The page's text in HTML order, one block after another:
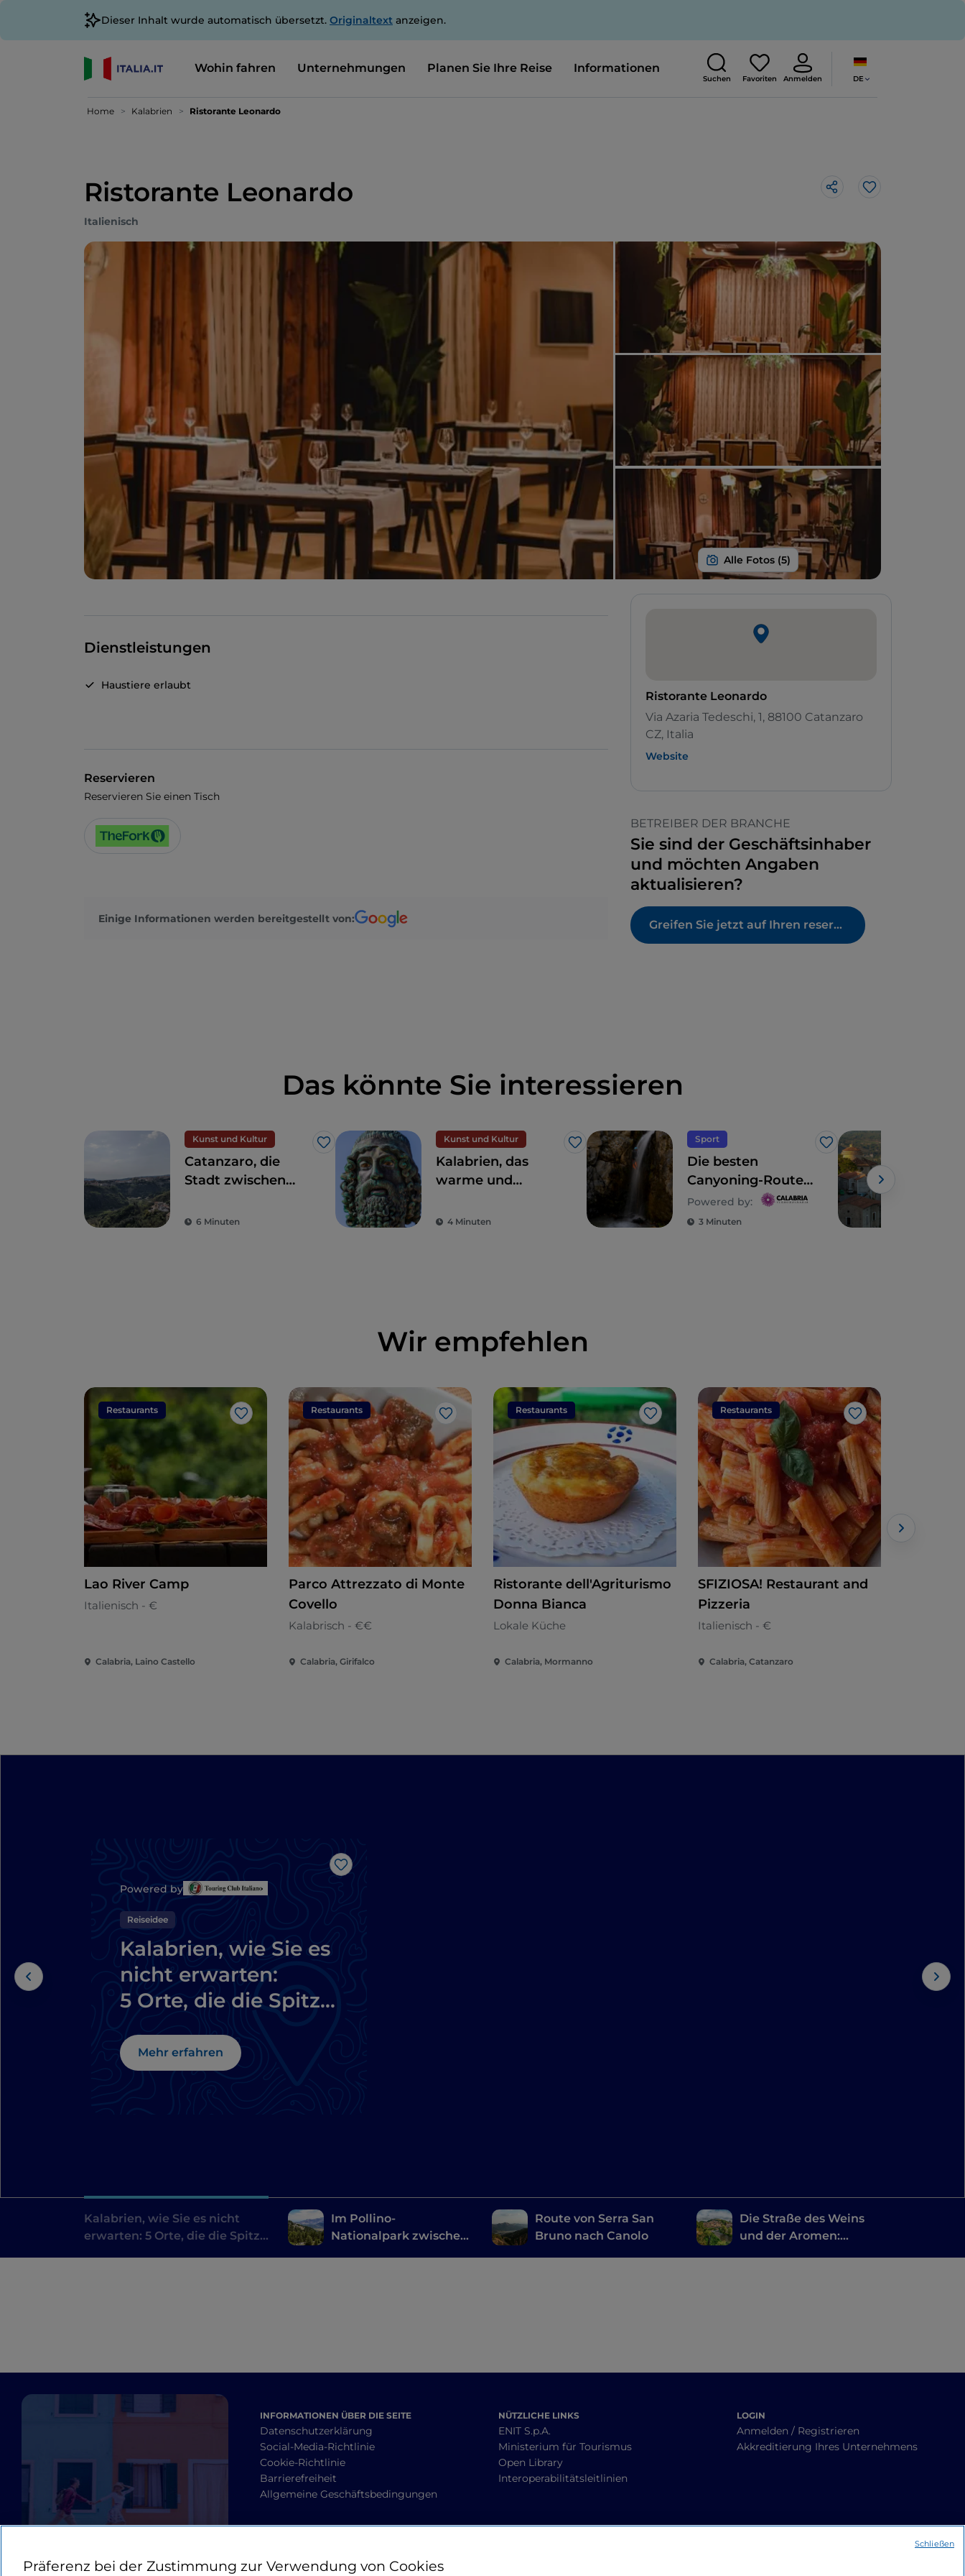
Dieser Inhalt wurde automatisch übersetzt. Originaltext anzeigen.
Wohin fahren Unternehmungen Planen Sie Ihre Reise Informationen
Suchen Favoriten Anmelden DE
Home Kalabrien Ristorante Leonardo
Ristorante Leonardo Like
Italienisch
Dienstleistungen
Haustiere erlaubt
Reservieren
Reservieren Sie einen Tisch
Einige Informationen werden bereitgestellt von:
Ristorante Leonardo
Via Azaria Tedeschi, 1, 88100 Catanzaro
CZ, Italia
Website
BETREIBER DER BRANCHE
Sie sind der Geschäftsinhaber
und möchten Angaben
aktualisieren?
Greifen Sie jetzt auf Ihren reservierten Bereich zu
Das könnte Sie interessieren
Kunst und Kultur
Like
Catanzaro, die
Stadt zwischen
6 Minuten
Kunst und Kultur
Like
Kalabrien, das
warme und
der Bronzestatuen
4 Minuten
Sport
Like
Die besten
Canyoning-Routen
in Kalabrien
Powered by:
3 Minuten
Wir empfehlen
Restaurants
Like
Lao River Camp
Italienisch - €
Calabria, Laino Castello
Restaurants
Like
Parco Attrezzato di Monte
Covello
Kalabrisch - €€
Calabria, Girifalco
Restaurants
Like
Ristorante dell'Agriturismo
Donna Bianca
Lokale Küche
Calabria, Mormanno
Restaurants
Like
SFIZIOSA! Restaurant and
Pizzeria
Italienisch - €
Calabria, Catanzaro
Like
Powered by
Reiseidee
Kalabrien, wie Sie es
nicht erwarten:
5 Orte, die die Spitze
machen
Mehr erfahren
Kalabrien, wie Sie es nicht
erwarten: 5 Orte, die die Spitze
Im Pollino-
Nationalpark zwischen
Route von Serra San
Bruno nach Canolo
Die Straße des Weins
und der Aromen:
INFORMATIONEN ÜBER DIE SEITE
Datenschutzerklärung
Social-Media-Richtlinie
Cookie-Richtlinie
Barrierefreiheit
Allgemeine Geschäftsbedingungen
NÜTZLICHE LINKS
ENIT S.p.A.
Ministerium für Tourismus
Open Library
Interoperabilitätsleitlinien
LOGIN
Anmelden / Registrieren
Akkreditierung Ihres Unternehmens
Präferenz bei der Zustimmung zur Verwendung von Cookies
Schließen